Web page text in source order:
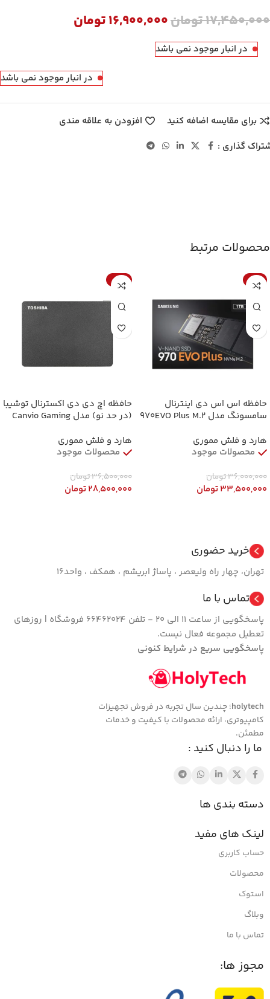
17,450,000تومان16,900,000تومان
در انبار موجود نمی باشد
در انبار موجود نمی باشد
برای مقایسه اضافه کنید
افزودن به علاقه مندی
گذاری :
محصولات مرتبط
-7%
حافظه اس اس دی اینترنال
سامسونگ مدل 970EVO Plus M.2
هارد و فلش مموری
محصولات موجود
36,000,000تومان
33,500,000تومان
-22%
حافظه اچ دی دی اکسترنال توشیبا
(در حد نو) مدل Canvio Gaming
Gaming 4TB External HDD
هارد و فلش مموری
محصولات موجود
36,500,000تومان
28,500,000تومان
خرید حضوری
تهران، چهار راه ولیعصر ، پاساژ ابریشم ، همکف ، واحد16
تماس با ما
پاسخگویی از ساعت 11 الی 20 - تلفن 66462024 فروشگاه | روزهای
تعطیل مجموعه فعال نیست.
پاسخگویی سریع در شرایط کنونی
holytech؛ چندین سال تجربه در فروش تجهیزات
کامپیوتری، ارائه محصولات با کیفیت و خدمات
مطمئن.
ما را دنبال کنید :
دسته بندی ها
لینک های مفید
حساب کاربری
محصولات
استوک
وبلاگ
تماس با ما
مجوز ها: